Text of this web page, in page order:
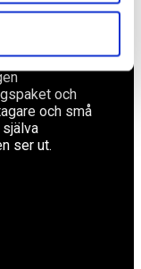
och
och små
ser ut.